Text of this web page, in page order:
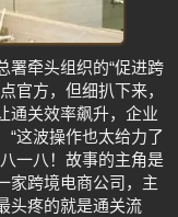
署牵头组织的“促进跨
官方，但细扒下来，
通关效率飙升，企业
“这波操作也太给力了
一八！故事的主角是
家跨境电商公司，主
头疼的就是通关流